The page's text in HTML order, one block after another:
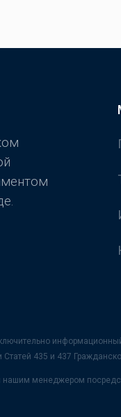
435 и 437
менеджером